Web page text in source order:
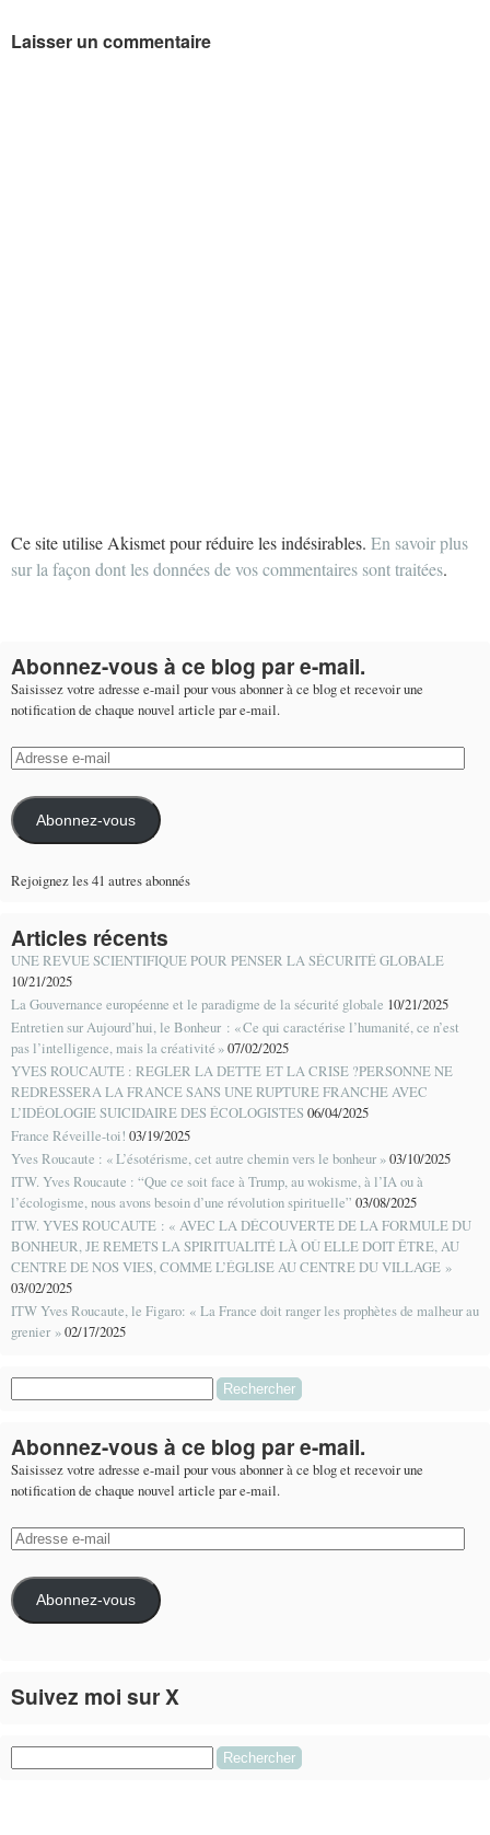
Laisser un commentaire
Ce site utilise Akismet pour réduire les indésirables. En savoir plus
sur la façon dont les données de vos commentaires sont traitées.
Abonnez-vous à ce blog par e-mail.
Saisissez votre adresse e-mail pour vous abonner à ce blog et recevoir une
notification de chaque nouvel article par e-mail.
Adresse
mail
Abonnez-vous
Rejoignez les 41 autres abonnés
Articles récents
UNE REVUE SCIENTIFIQUE POUR PENSER LA SÉCURITÉ GLOBALE
10/21/2025
La Gouvernance européenne et le paradigme de la sécurité globale 10/21/2025
Entretien sur Aujourd’hui, le Bonheur : « Ce qui caractérise l’humanité, ce n’est
pas l’intelligence, mais la créativité »07/02/2025
YVES ROUCAUTE : REGLER LA DETTE ET LA CRISE ?PERSONNE NE
REDRESSERA LA FRANCE SANS UNE RUPTURE FRANCHE AVEC
L’IDÉOLOGIE SUICIDAIRE DES ÉCOLOGISTES06/04/2025
France Réveille-toi! 03/19/2025
Yves Roucaute : « L’ésotérisme, cet autre chemin vers le bonheur »03/10/2025
ITW. Yves Roucaute : “Que ce soit face à Trump, au wokisme, à l’IA ou à
l’écologisme, nous avons besoin d’une révolution spirituelle” 03/08/2025
ITW. YVES ROUCAUTE : « AVEC LA DÉCOUVERTE DE LA FORMULE DU
BONHEUR, JE REMETS LA SPIRITUALITÉ LÀ OÙ ELLE DOIT ÊTRE, AU
CENTRE DE NOS VIES, COMME L’ÉGLISE AU CENTRE DU VILLAGE »
03/02/2025
ITW Yves Roucaute, le Figaro: « La France doit ranger les prophètes de malheur au
grenier »02/17/2025
Abonnez-vous à ce blog par e-mail.
Saisissez votre adresse e-mail pour vous abonner à ce blog et recevoir une
notification de chaque nouvel article par e-mail.
Adresse
e-
mail
Abonnez-vous
Suivez moi sur X